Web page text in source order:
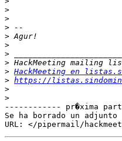
>
>
>
>
>
>
>
> HackMeeting en
> https://
>
>
------------ pr�xima
Se ha borrado un adjunto